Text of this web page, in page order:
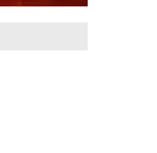
对象发行股
向特定对象
程新材：发行